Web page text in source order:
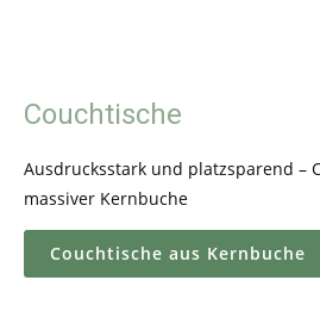
Couchtische
Ausdrucksstark und platzsparend –
massiver Kernbuche
Couchtische aus Kernbuche